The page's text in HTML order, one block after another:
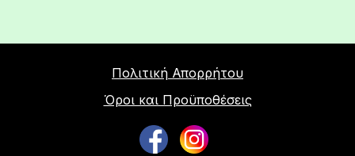
Πολιτική Απορρήτου
Όροι και Προϋποθέσεις